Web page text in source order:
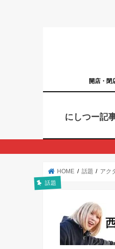
開店・閉
にしつー記
HOME 話題 アク
話題